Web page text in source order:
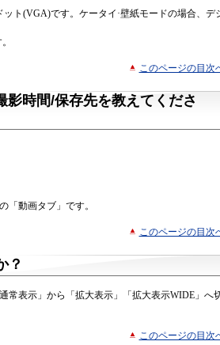
ト(VGA)です。ケータイ·壁紙モードの場合、デ
このページの目次
時間/保存先を教えてくださ
「動画タブ」です。
このページの目次
？
常表示」から「拡大表示」「拡大表示WIDE」へ
このページの目次